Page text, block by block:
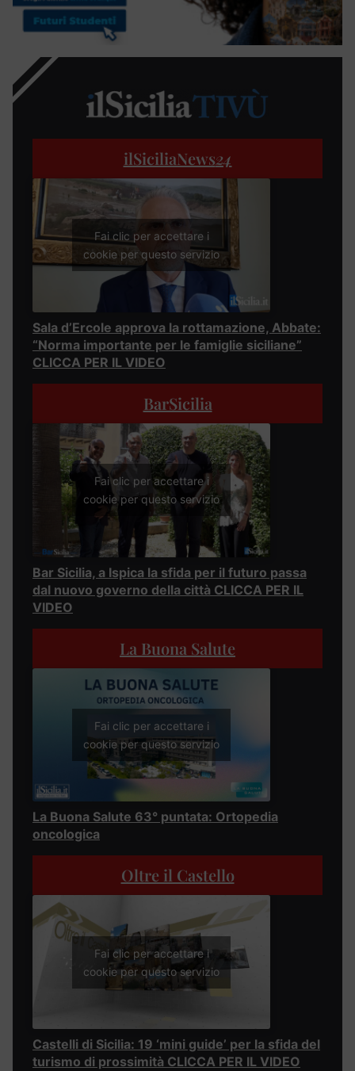
ilSiciliaNews24
Fai clic per accettare i
cookie per questo servizio
Sala d’Ercole approva la rottamazione, Abbate:
“Norma importante per le famiglie siciliane”
CLICCA PER IL VIDEO
BarSicilia
Fai clic per accettare i
cookie per questo servizio
Bar Sicilia, a Ispica la sfida per il futuro passa
dal nuovo governo della città CLICCA PER IL
VIDEO
La Buona Salute
Fai clic per accettare i
cookie per questo servizio
La Buona Salute 63° puntata: Ortopedia
oncologica
Oltre il Castello
Fai clic per accettare i
cookie per questo servizio
Castelli di Sicilia: 19 ‘mini guide’ per la sfida del
turismo di prossimità CLICCA PER IL VIDEO